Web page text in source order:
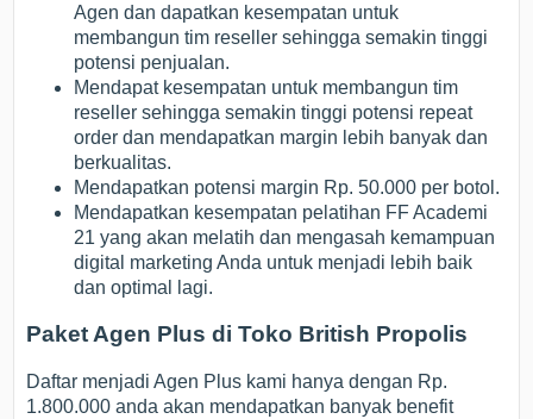
Agen dan dapatkan kesempatan untuk
membangun tim reseller sehingga semakin tinggi
potensi penjualan.
Mendapat kesempatan untuk membangun tim
reseller sehingga semakin tinggi potensi repeat
order dan mendapatkan margin lebih banyak dan
berkualitas.
Mendapatkan potensi margin Rp. 50.000 per botol.
Mendapatkan kesempatan pelatihan FF Academi
21 yang akan melatih dan mengasah kemampuan
digital marketing Anda untuk menjadi lebih baik
dan optimal lagi.
Paket Agen Plus di Toko British Propolis
Daftar menjadi Agen Plus kami hanya dengan Rp.
1.800.000 anda akan mendapatkan banyak benefit